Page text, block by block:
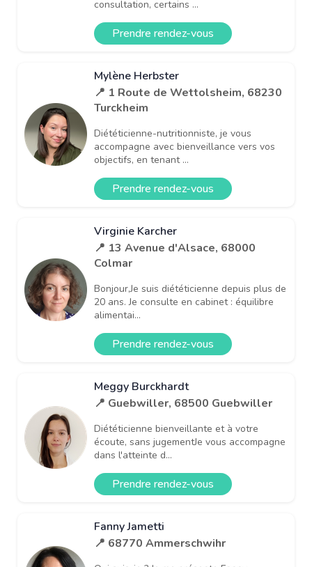
consultation, certains ...
Prendre rendez-vous
Mylène Herbster
📍 1 Route de Wettolsheim, 68230
Turckheim
Diététicienne-nutritionniste, je vous
accompagne avec bienveillance vers vos
objectifs, en tenant ...
Prendre rendez-vous
Virginie Karcher
📍 13 Avenue d'Alsace, 68000
Colmar
Bonjour,Je suis diététicienne depuis plus de
20 ans. Je consulte en cabinet : équilibre
alimentai...
Prendre rendez-vous
Meggy Burckhardt
📍 Guebwiller, 68500 Guebwiller
Diététicienne bienveillante et à votre
écoute, sans jugementJe vous accompagne
dans l'atteinte d...
Prendre rendez-vous
Fanny Jametti
📍 68770 Ammerschwihr